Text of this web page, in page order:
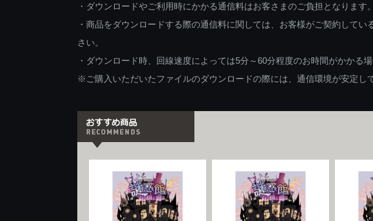
・ダウンロードやご利用時にかかる通信料はお客さまのご負担となります。
・商品をダウンロードする際の通信料に関しては、お客様がご契約して
さい。
・ダウンロード時、回線速度によっては5分～60分程度のお時間がかかる場
※ご購入いただいたファイルのダウンロードの際には、通信環境が安定し